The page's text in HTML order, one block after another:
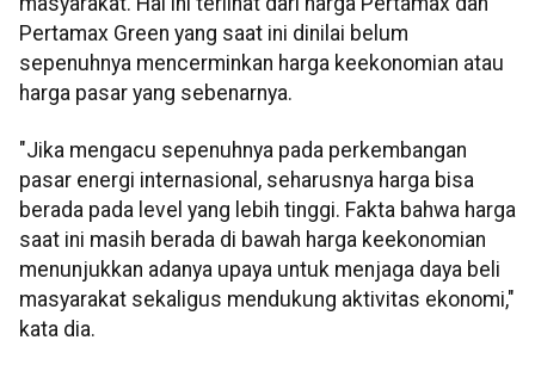
Pertamax Green yang saat ini dinilai belum
sepenuhnya mencerminkan harga keekonomian atau
harga pasar yang sebenarnya.
"Jika mengacu sepenuhnya pada perkembangan
pasar energi internasional, seharusnya harga bisa
berada pada level yang lebih tinggi. Fakta bahwa harga
saat ini masih berada di bawah harga keekonomian
menunjukkan adanya upaya untuk menjaga daya beli
masyarakat sekaligus mendukung aktivitas ekonomi,"
kata dia.